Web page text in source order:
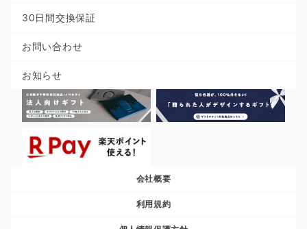
30日間交換保証
お問い合わせ
お知らせ
会社概要
利用規約